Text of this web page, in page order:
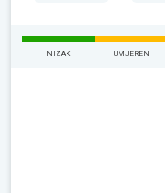
NIZAK UMJEREN